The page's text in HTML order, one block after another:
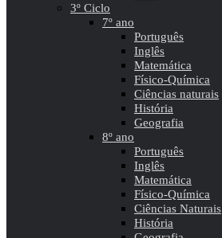
3º Ciclo
7º ano
Português
Inglês
Matemática
Físico-Química
Ciências naturais
História
Geografia
8º ano
Português
Inglês
Matemática
Físico-Química
Ciências Naturais
História